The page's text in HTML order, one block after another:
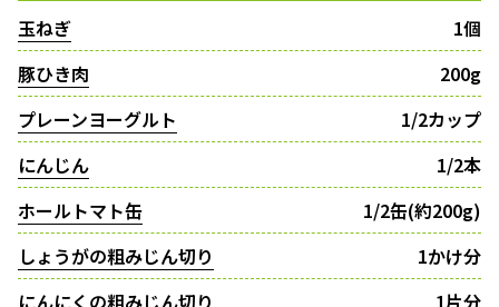
玉ねぎ
1個
豚ひき肉
200g
プレーンヨーグルト
1/2カップ
にんじん
1/2本
ホールトマト缶
1/2缶(約200g)
しょうがの粗みじん切り
1かけ分